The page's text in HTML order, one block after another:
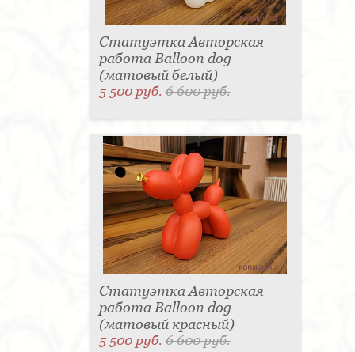
Статуэтка Авторская
работа Balloon dog
(матовый белый)
5 500 руб.6 600 руб.
Статуэтка Авторская
работа Balloon dog
(матовый красный)
5 500 руб.6 600 руб.